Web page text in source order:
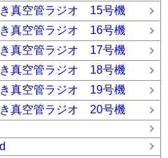
き真空管ラジオ 15号機
き真空管ラジオ 16号機
き真空管ラジオ 17号機
き真空管ラジオ 18号機
き真空管ラジオ 19号機
き真空管ラジオ 20号機